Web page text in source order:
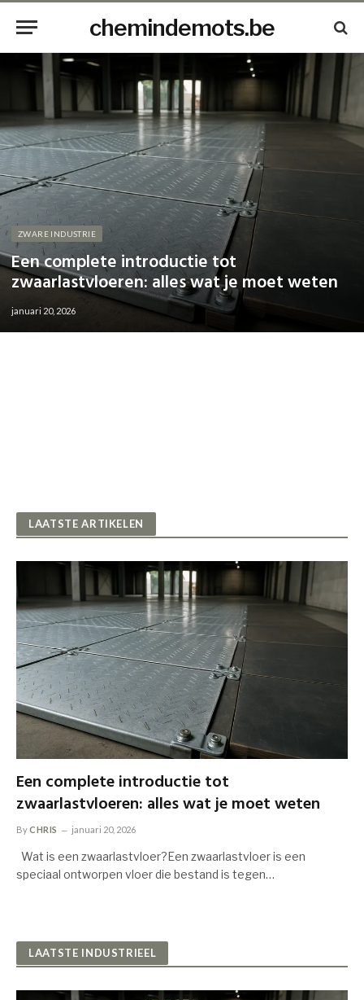
chemindemots.be
ZWARE INDUSTRIE
Een complete introductie tot
zwaarlastvloeren: alles wat je moet weten
januari 20, 2026
LAATSTE ARTIKELEN
Een complete introductie tot
zwaarlastvloeren: alles wat je moet weten
ByCHRIS januari 20, 2026
Wat is een zwaarlastvloer?Een zwaarlastvloer is een
speciaal ontworpen vloer die bestand is tegen…
LAATSTE INDUSTRIEEL